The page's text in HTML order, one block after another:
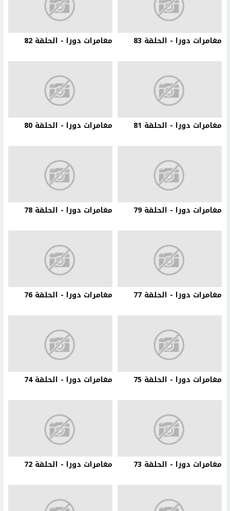
مغامرات دورا - الحلقة 83 مغامرات دورا - الحلقة 82
مغامرات دورا - الحلقة 81 مغامرات دورا - الحلقة 80
مغامرات دورا - الحلقة 79 مغامرات دورا - الحلقة 78
مغامرات دورا - الحلقة 77 مغامرات دورا - الحلقة 76
مغامرات دورا - الحلقة 75 مغامرات دورا - الحلقة 74
مغامرات دورا - الحلقة 73 مغامرات دورا - الحلقة 72